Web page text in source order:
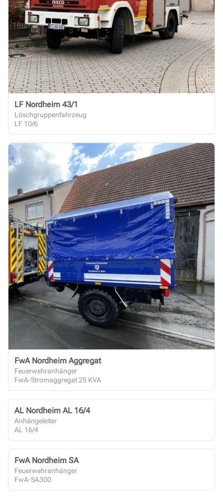
LF Nordheim 43/1
Löschgruppenfahrzeug
LF 10/6
FwA Nordheim Aggregat
Feuerwehranhänger
FwA-Stromaggregat 25 KVA
AL Nordheim AL 16/4
Anhängeleiter
AL 16/4
FwA Nordheim SA
Feuerwehranhänger
FwA-SA300